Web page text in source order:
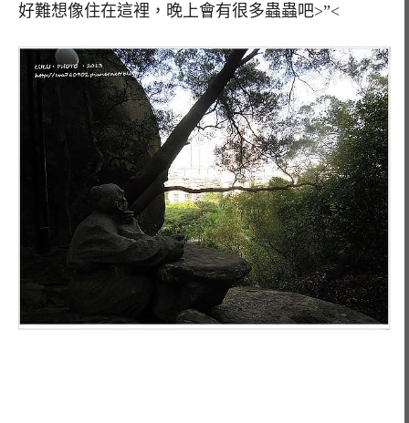
好難想像住在這裡，晚上會有很多蟲蟲吧>”<